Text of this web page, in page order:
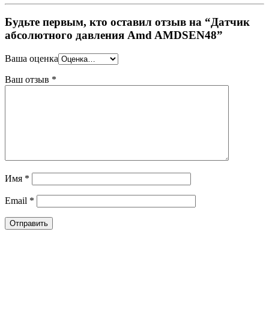
Будьте первым, кто оставил отзыв на “Датчик
абсолютного давления Amd AMDSEN48”
Ваша оценка
Ваш отзыв *
Имя *
Email *